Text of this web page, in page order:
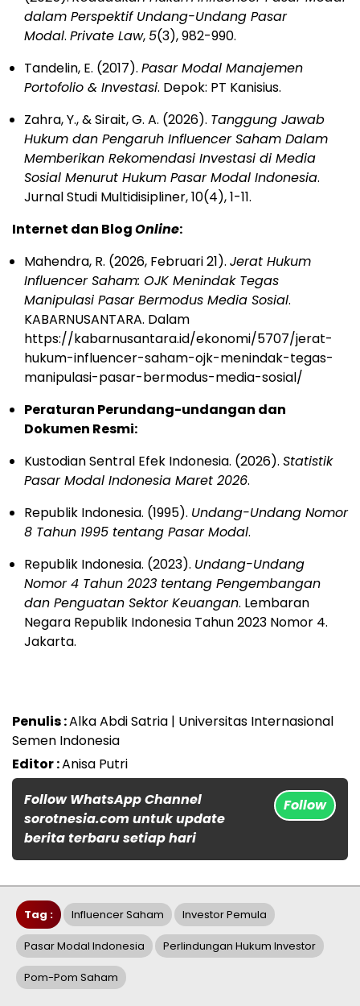
dalam Perspektif Undang-Undang Pasar
Modal. Private Law, 5(3), 982-990.
Tandelin, E. (2017). Pasar Modal Manajemen
Portofolio & Investasi. Depok: PT Kanisius.
Zahra, Y., & Sirait, G. A. (2026). Tanggung Jawab
Hukum dan Pengaruh Influencer Saham Dalam
Memberikan Rekomendasi Investasi di Media
Sosial Menurut Hukum Pasar Modal Indonesia.
Jurnal Studi Multidisipliner, 10(4), 1-11.
Internet dan BlogOnline:
Mahendra, R. (2026, Februari 21). Jerat Hukum
Influencer Saham: OJK Menindak Tegas
Manipulasi Pasar Bermodus Media Sosial.
KABARNUSANTARA. Dalam
https://kabarnusantara.id/ekonomi/5707/jerat-
hukum-influencer-saham-ojk-menindak-tegas-
manipulasi-pasar-bermodus-media-sosial/
Peraturan Perundang-undangan dan
Dokumen Resmi:
Kustodian Sentral Efek Indonesia. (2026). Statistik
Pasar Modal Indonesia Maret 2026.
Republik Indonesia. (1995). Undang-Undang Nomor
8 Tahun 1995 tentang Pasar Modal.
Republik Indonesia. (2023). Undang-Undang
Nomor 4 Tahun 2023 tentang Pengembangan
dan Penguatan Sektor Keuangan. Lembaran
Negara Republik Indonesia Tahun 2023 Nomor 4.
Jakarta.
Penulis :Alka Abdi Satria | Universitas Internasional
Semen Indonesia
Editor :Anisa Putri
Follow WhatsApp Channel
sorotnesia.com untuk update
berita terbaru setiap hari
Follow
Tag : Influencer Saham Investor Pemula
Pasar Modal Indonesia Perlindungan Hukum Investor
Pom-Pom Saham